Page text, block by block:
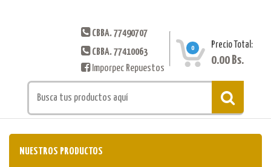
CBBA. 77490707
CBBA. 77410063
Imporpec Repuestos
0 Precio Total:
0.00 Bs.
NUESTROS PRODUCTOS